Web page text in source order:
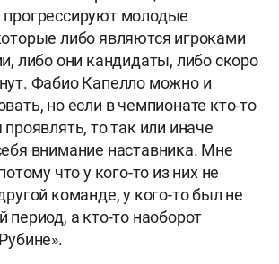
молодые
либо являются игроками
либо они кандидаты, либо скоро
Фабио Капелло можно и
но если в чемпионате кто-то
проявлять, то так или иначе
внимание наставника. Мне
что у кого-то из них не
команде, у кого-то был не
период, а кто-то наоборот